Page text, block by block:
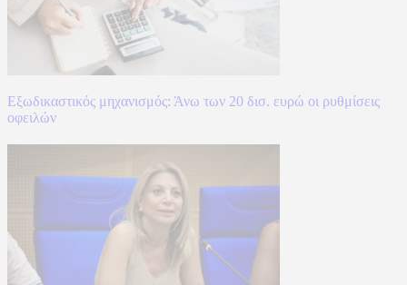
Εξωδικαστικός μηχανισμός: Άνω των 20 δισ. ευρώ οι ρυθμίσεις
οφειλών